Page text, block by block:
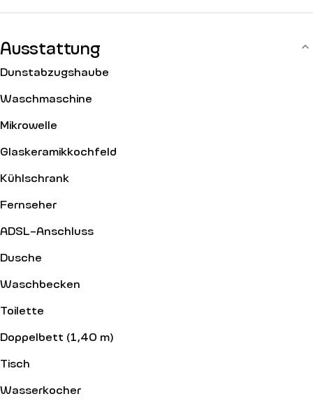
Ausstattung
Dunstabzugshaube
Waschmaschine
Mikrowelle
Glaskeramikkochfeld
Kühlschrank
Fernseher
ADSL-Anschluss
Dusche
Waschbecken
Toilette
Doppelbett (1,40 m)
Tisch
Wasserkocher